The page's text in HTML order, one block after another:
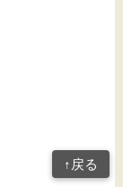
↑戻る